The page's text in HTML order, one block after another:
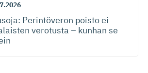
Perintöveron poisto ei
verotusta – kunhan se